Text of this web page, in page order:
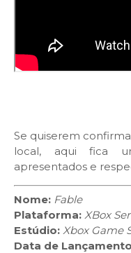
Se quiserem
local, aqui fica
apresentados e
Nome: Fable
Plataforma: XBox
Estúdio: Xbox Game
Data de